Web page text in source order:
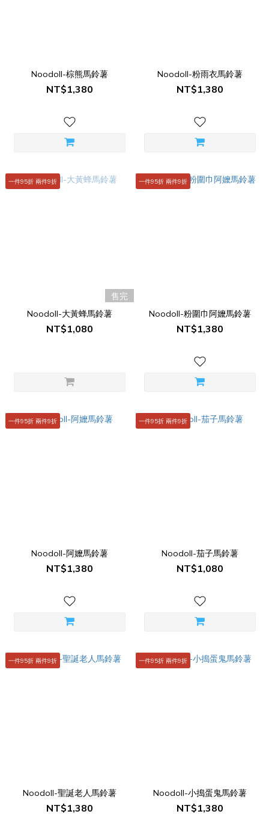
Noodoll-棕熊馬鈴薯
NT$1,380
Noodoll-粉雨衣馬鈴薯
NT$1,380
一件95折 兩件9折
售完
Noodoll-大黃蜂馬鈴薯
NT$1,080
一件95折 兩件9折
Noodoll-粉圍巾阿嬤馬鈴薯
NT$1,380
一件95折 兩件9折
Noodoll-阿嬤馬鈴薯
NT$1,380
一件95折 兩件9折
Noodoll-茄子馬鈴薯
NT$1,080
一件95折 兩件9折
Noodoll-聖誕老人馬鈴薯
NT$1,380
一件95折 兩件9折
Noodoll-小搗蛋鬼馬鈴薯
NT$1,380